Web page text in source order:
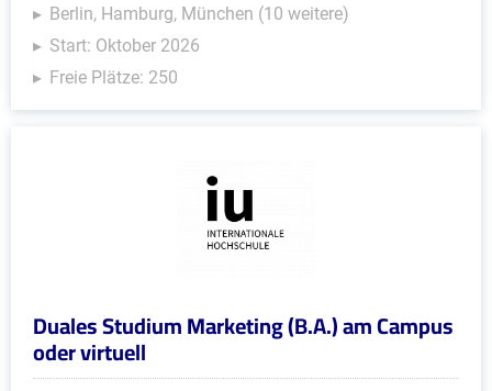
Berlin, Hamburg, München (10 weitere)
Start: Oktober 2026
Freie Plätze: 250
Duales Studium Marketing (B.A.) am Campus
oder virtuell